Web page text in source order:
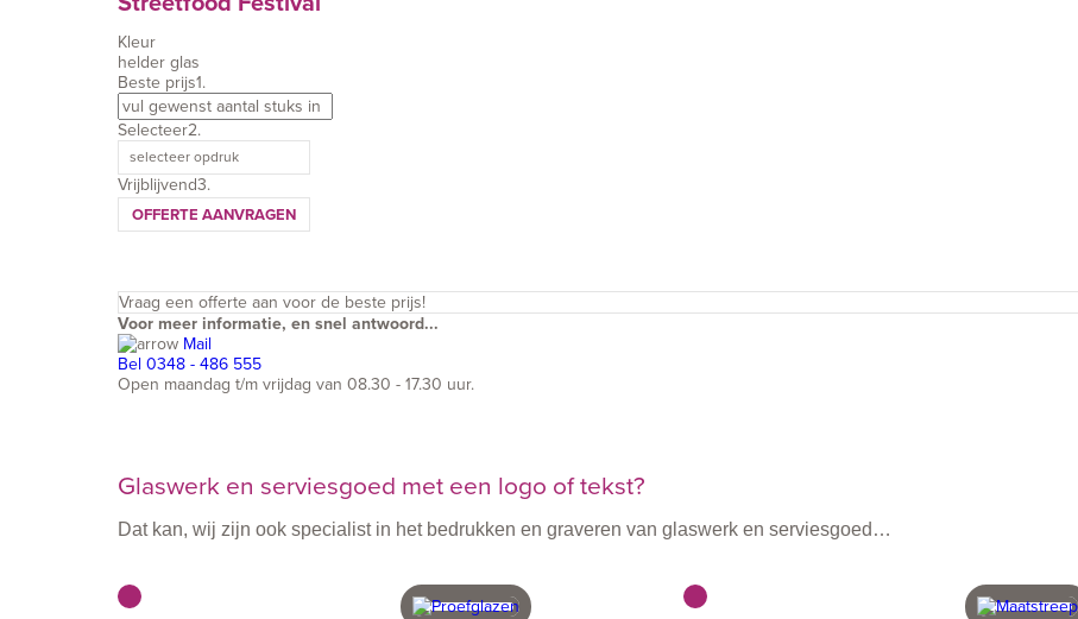
Kleur
helder glas
Beste prijs1.
Selecteer2.
selecteer opdruk
Vrijblijvend3.
OFFERTE AANVRAGEN
Vraag een offerte aan voor de beste prijs!
Voor meer informatie, en snel antwoord...
Mail
Bel 0348 - 486 555
Open maandag t/m vrijdag van 08.30 - 17.30 uur.
Glaswerk en serviesgoed met een logo of tekst?
Dat kan, wij zijn ook specialist in het bedrukken en graveren van glaswerk en serviesgoed…